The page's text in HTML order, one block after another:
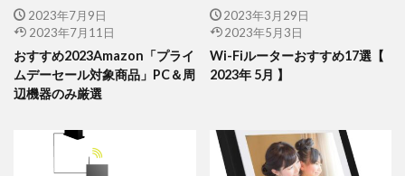
2023年7月9日
2023年7月11日
おすすめ2023Amazon「プライ
ムデーセール対象商品」PC＆周
辺機器のみ厳選
2023年3月29日
2023年5月3日
Wi-Fiルーターおすすめ17選【
2023年 5月 】